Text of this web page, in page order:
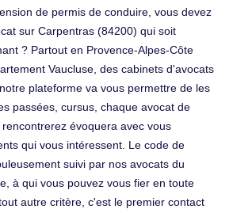
de permis de conduire, vous devez
sur Carpentras (84200) qui soit
? Partout en Provence-Alpes-Côte
Vaucluse, des cabinets d'avocats
plateforme va vous permettre de les
passées, cursus, chaque avocat de
évoquera avec vous
qui vous intéressent. Le code de
suivi par nos avocats du
à qui vous pouvez vous fier en toute
autre critère, c'est le premier contact